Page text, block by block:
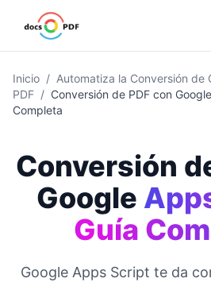
Inicio / Automatiza la Conversión de
PDF / Conversión de PDF con
Completa
Conversión
Google
Guía
Google Apps Script te da